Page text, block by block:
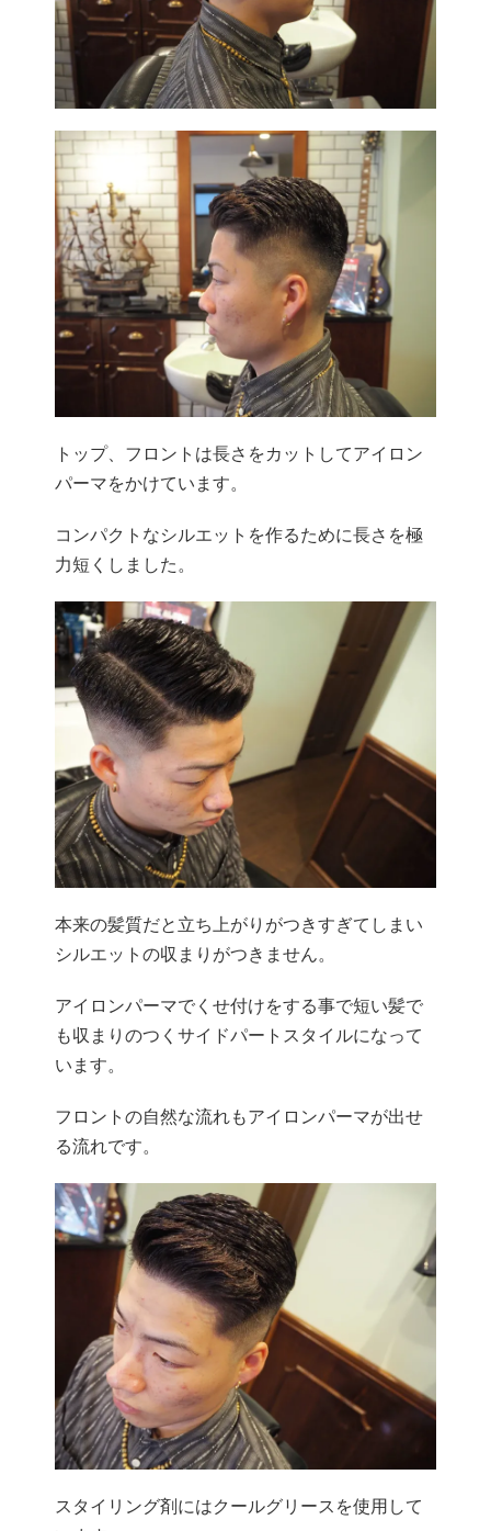
トップ、フロントは長さをカットしてアイロン
パーマをかけています。
コンパクトなシルエットを作るために長さを極
力短くしました。
本来の髪質だと立ち上がりがつきすぎてしまい
シルエットの収まりがつきません。
アイロンパーマでくせ付けをする事で短い髪で
も収まりのつくサイドパートスタイルになって
います。
フロントの自然な流れもアイロンパーマが出せ
る流れです。
スタイリング剤にはクールグリースを使用して